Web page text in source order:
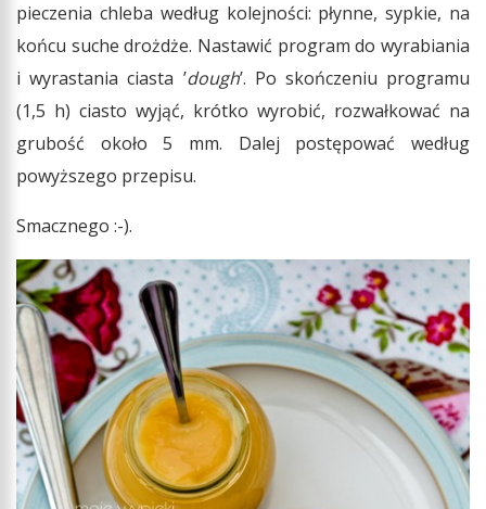
pieczenia chleba według kolejności: płynne, sypkie, na
końcu suche drożdże. Nastawić program do wyrabiania
i wyrastania ciasta ’dough’. Po skończeniu programu
(1,5 h) ciasto wyjąć, krótko wyrobić, rozwałkować na
grubość około 5 mm. Dalej postępować według
powyższego przepisu.
Smacznego :-).